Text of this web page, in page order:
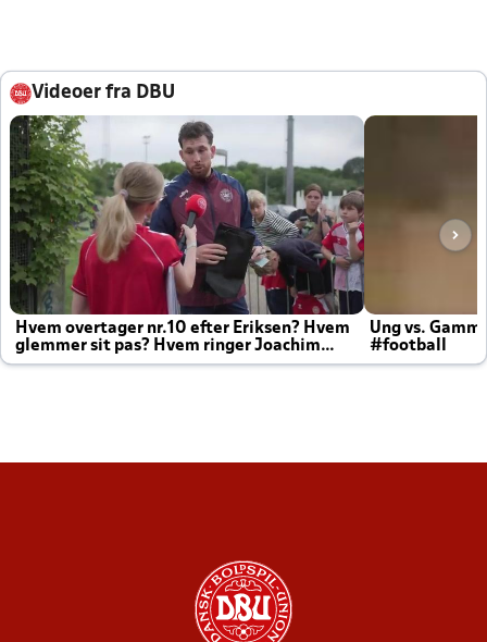
Videoer fra DBU
Hvem overtager nr.10 efter Eriksen? Hvem
glemmer sit pas? Hvem ringer Joachim
altid til efter kampe?
Ung vs.
#football